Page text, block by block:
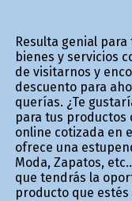
Resulta genial
bienes y servicios
de visitarnos y
descuento para
querías. ¿Te
para tus productos
online cotizada en
ofrece una
Moda, Zapatos,
que tendrás la
producto que